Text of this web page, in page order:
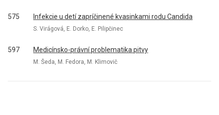
575 Infekcie u detí zapríčinené kvasinkami rodu Candida
S. Virágová, E. Dorko, E. Pilipčinec
597 Medicínsko-právní problematika pitvy
M. Šeda, M. Fedora, M. Klimovič